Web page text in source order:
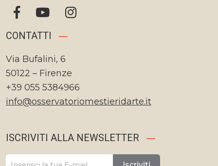
CONTATTI
Via Bufalini, 6
50122 – Firenze
+39 055 5384966
info@osservatoriomestieridarte.it
ISCRIVITI ALLA NEWSLETTER